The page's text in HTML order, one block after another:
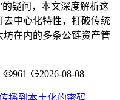
的疑问，本文深度解析这
中心化特性，打破传统
在内的多条公链资产管
961 2026-08-08